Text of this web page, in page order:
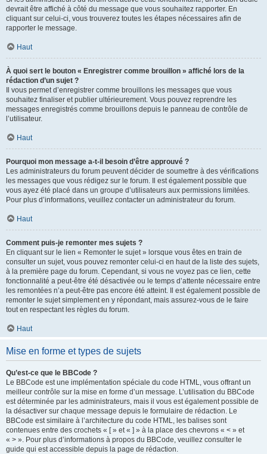
devrait être affiché à côté du message que vous souhaitez rapporter. En
cliquant sur celui-ci, vous trouverez toutes les étapes nécessaires afin de
rapporter le message.
Haut
À quoi sert le bouton « Enregistrer comme brouillon » affiché lors de la
rédaction d’un sujet ?
Il vous permet d’enregistrer comme brouillons les messages que vous
souhaitez finaliser et publier ultérieurement. Vous pouvez reprendre les
messages enregistrés comme brouillons depuis le panneau de contrôle de
l’utilisateur.
Haut
Pourquoi mon message a-t-il besoin d’être approuvé ?
Les administrateurs du forum peuvent décider de soumettre à des vérifications
les messages que vous rédigez sur le forum. Il est également possible que
vous ayez été placé dans un groupe d’utilisateurs aux permissions limitées.
Pour plus d’informations, veuillez contacter un administrateur du forum.
Haut
Comment puis-je remonter mes sujets ?
En cliquant sur le lien « Remonter le sujet » lorsque vous êtes en train de
consulter un sujet, vous pouvez remonter celui-ci en haut de la liste des sujets,
à la première page du forum. Cependant, si vous ne voyez pas ce lien, cette
fonctionnalité a peut-être été désactivée ou le temps d’attente nécessaire entre
les remontées n’a peut-être pas encore été atteint. Il est également possible de
remonter le sujet simplement en y répondant, mais assurez-vous de le faire
tout en respectant les règles du forum.
Haut
Mise en forme et types de sujets
Qu’est-ce que le BBCode ?
Le BBCode est une implémentation spéciale du code HTML, vous offrant un
meilleur contrôle sur la mise en forme d’un message. L’utilisation du BBCode
est déterminée par les administrateurs, mais il vous est également possible de
la désactiver sur chaque message depuis le formulaire de rédaction. Le
BBCode est similaire à l’architecture du code HTML, les balises sont
contenues entre des crochets « [ » et « ] » à la place des chevrons « < » et
« > ». Pour plus d’informations à propos du BBCode, veuillez consulter le
guide qui est accessible depuis la page de rédaction.